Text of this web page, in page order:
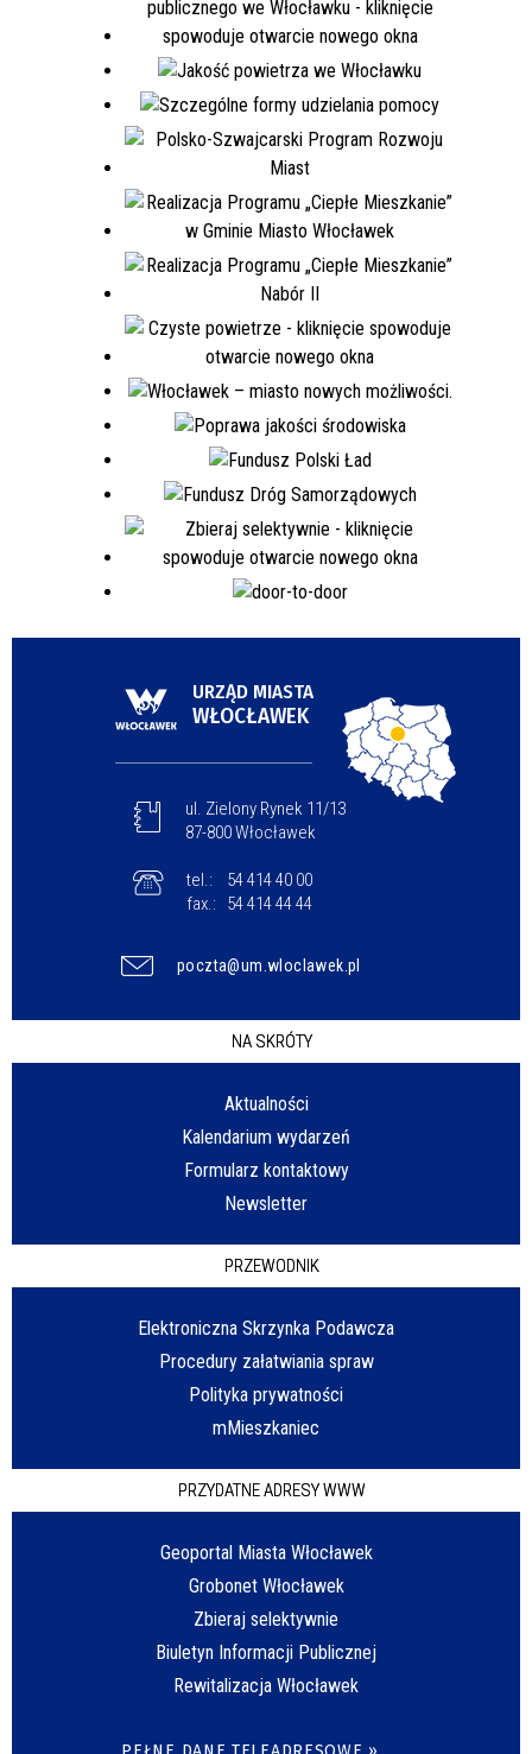
URZĄD MIASTA
WŁOCŁAWEK
ul. Zielony Rynek 11/13
87-800 Włocławek
tel.:
54 414 40 00
fax.:
54 414 44 44
poczta@um.wloclawek.pl
NA SKRÓTY
Aktualności
Kalendarium wydarzeń
Formularz kontaktowy
Newsletter
PRZEWODNIK
Elektroniczna Skrzynka Podawcza
Procedury załatwiania spraw
Polityka prywatności
mMieszkaniec
PRZYDATNE ADRESY WWW
Geoportal Miasta Włocławek
Grobonet Włocławek
Zbieraj selektywnie
Biuletyn Informacji Publicznej
Rewitalizacja Włocławek